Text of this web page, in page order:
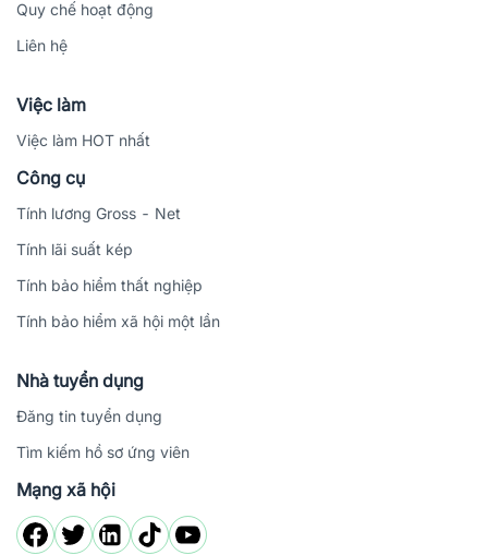
Quy chế hoạt động
Liên hệ
Việc làm
Việc làm HOT nhất
Công cụ
Tính lương Gross - Net
Tính lãi suất kép
Tính bảo hiểm thất nghiệp
Tính bảo hiểm xã hội một lần
Nhà tuyển dụng
Đăng tin tuyển dụng
Tìm kiếm hồ sơ ứng viên
Mạng xã hội